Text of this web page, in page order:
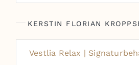
KERSTIN FLORIAN
Vestlia Relax |